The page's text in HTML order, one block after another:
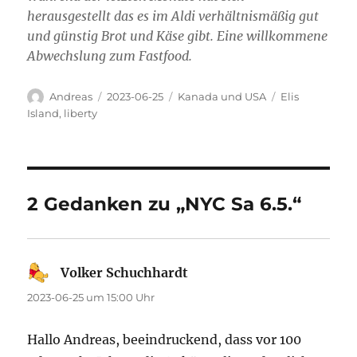
herausgestellt das es im Aldi verhältnismäßig gut
und günstig Brot und Käse gibt. Eine willkommene
Abwechslung zum Fastfood.
Autor
Andreas
Veröffentlicht
2023-06-25 Kategorien
Kanada und USA Schlagwörter
Elis
Island, liberty
2 Gedanken zu „NYC Sa 6.5.“
Volker Schuchhardt
2023-06-25 um 15:00 Uhr
Hallo Andreas, beeindruckend, dass vor 100